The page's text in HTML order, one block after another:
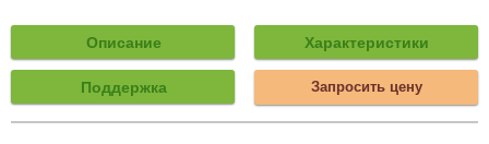
Описание Характеристики
Поддержка Запросить цену